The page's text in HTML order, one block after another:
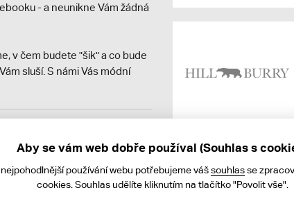
- a neunikne Vám žádná
v čem budete "šik" a co bude
sluší. S námi Vás módní
online; v případě
Aby se vám web dobře používal (Souhlas s
používání webu potřebujeme vášsouhlasse
cookies. Souhlas udělíte kliknutím na tlačítko "Povolit vše".